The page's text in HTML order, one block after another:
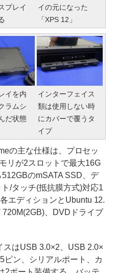
プレイ
イの元になった
「XPS 12」
イを内
ラムシ
だ状態
インターフェイス
類は使用しない時
にカバーで覆うタ
イプ
の主な仕様は、プロセッ
リが2スロットで最大16G
のmSATA SSD、デ
/タッチ(抵抗膜方式)対応1
エディションとUbuntu 12.
、DVDドライブ
はUSB 3.0×2、USB 2.0×
ピン、シリアルポート、カ